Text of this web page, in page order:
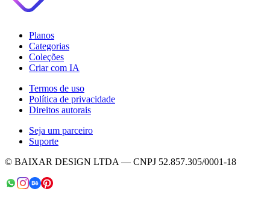
Planos
Categorias
Coleções
Criar com IA
Termos de uso
Política de privacidade
Direitos autorais
Seja um parceiro
Suporte
© BAIXAR DESIGN LTDA — CNPJ 52.857.305/0001-18